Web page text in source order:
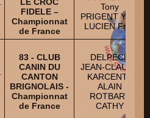
FIDELE –
Championnat
de France
Tony
PRIGENT Yvon
LUCIEN Fred
83 - CLUB
CANIN DU
CANTON
BRIGNOLAIS -
Championnat
de France
DELPECH
JEAN-CLAUDE
KARCENTY
ALAIN
ROTBART
CATHY